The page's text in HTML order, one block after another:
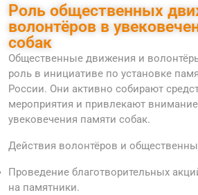
Роль общественных
волонтёров в
собак
Общественные движения и
роль в инициативе по установке
России. Они активно собирают
мероприятия и привлекают
увековечения памяти собак.
Действия волонтёров и
Проведение благотворительных
на памятники.